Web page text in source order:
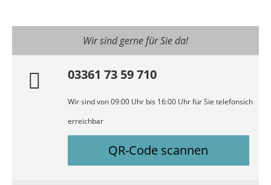
Wir sind gerne für Sie da!
03361 73 59 710
Wir sind von 09:00 Uhr bis 16:00 Uhr für Sie telefonsich
erreichbar
QR-Code scannen